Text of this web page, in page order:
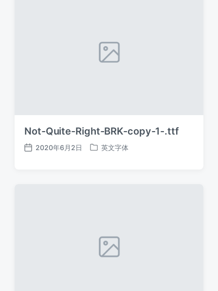
Not-Quite-Right-BRK-copy-1-.ttf
发
2020年6月2日
发
英文字体